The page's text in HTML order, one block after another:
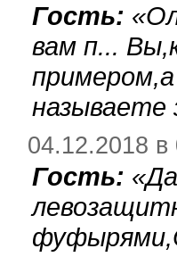
Гость: «
вам п...
называете
04.12.2018 в
Гость: «